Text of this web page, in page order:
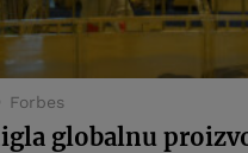
Forbes
globalnu